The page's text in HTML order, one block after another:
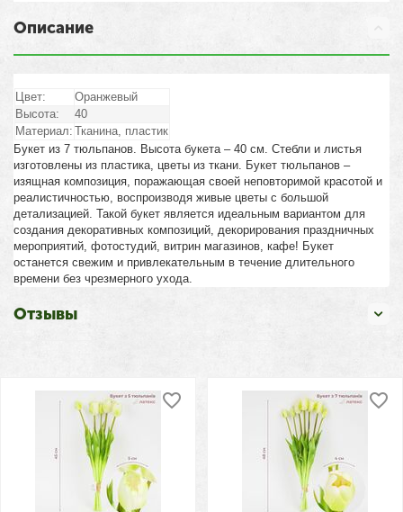
Описание
Цвет:
Оранжевый
Высота:
40
Материал: Тканина, пластик
Букет из 7 тюльпанов. Высота букета – 40 см. Стебли и листья
изготовлены из пластика, цветы из ткани. Букет тюльпанов –
изящная композиция, поражающая своей неповторимой красотой и
реалистичностью, воспроизводя живые цветы с большой
детализацией. Такой букет является идеальным вариантом для
создания декоративных композиций, декорирования праздничных
мероприятий, фотостудий, витрин магазинов, кафе! Букет
останется свежим и привлекательным в течение длительного
времени без чрезмерного ухода.
Отзывы